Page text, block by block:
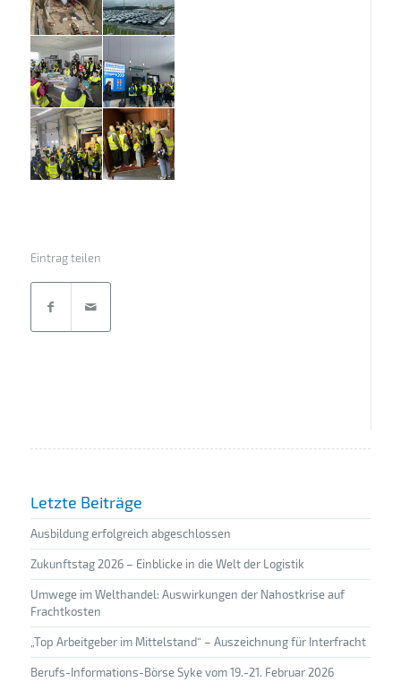
Eintrag teilen
Letzte Beiträge
Ausbildung erfolgreich abgeschlossen
Zukunftstag 2026 – Einblicke in die Welt der Logistik
Umwege im Welthandel: Auswirkungen der Nahostkrise auf
Frachtkosten
„Top Arbeitgeber im Mittelstand“ – Auszeichnung für Interfracht
Berufs-Informations-Börse Syke vom 19.-21. Februar 2026